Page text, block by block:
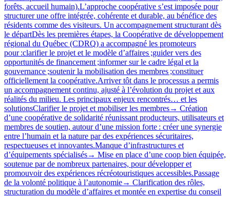
forêts, accueil humain).L’approche coopérative s’est imposée pour
structurer une offre intégrée, cohérente et durable, au bénéfice des
résidents comme des visiteurs. Un accompagnement structurant dès
le départDès les premières étapes, la Coopérative de développement
régional du Québec (CDRQ) a accompagné les promoteurs
pour :clarifier le projet et le modèle d’affaires ;guider vers des
opportunités de financement ;informer sur le cadre légal et la
gouvernance ;soutenir la mobilisation des membres ;constituer
officiellement la coopérative.Arriver tôt dans le processus a permis
un accompagnement continu, ajusté à l’évolution du projet et aux
réalités du milieu. Les principaux enjeux rencontrés… et les
solutionsClarifier le projet et mobiliser les membres→ Création
d’une coopérative de solidarité réunissant producteurs, utilisateurs et
membres de soutien, autour d’une mission forte : créer une synergie
entre l’humain et la nature par des expériences sécuritaires,
respectueuses et innovantes.Manque d’infrastructures et
d’équipements spécialisés→ Mise en place d’une coop bien équipée,
soutenue par de nombreux partenaires, pour développer et
promouvoir des expériences récréotouristiques accessibles.Passage
de la volonté politique à l’autonomie→ Clarification des rôles,
structuration du modèle d’affaires et montée en expertise du conseil